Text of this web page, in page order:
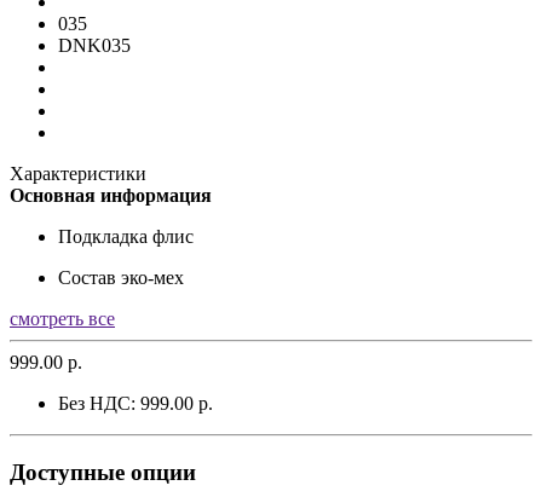
035
DNK035
Характеристики
Основная информация
Подкладка флис
Состав эко-мех
смотреть все
999.00 р.
Без НДС: 999.00 р.
Доступные опции